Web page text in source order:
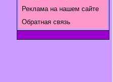
Реклама на нашем сайте
Обратная связь